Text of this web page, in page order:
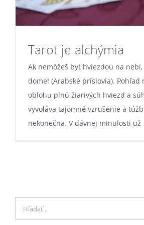
Tarot je alchýmia
Ak nemôžeš byť hviezdou na
dome! (Arabské príslovia). Pohľad
oblohu plnú žiarivých hviezd a
vyvoláva tajomné vzrušenie a
nekonečna. V dávnej minulosti už